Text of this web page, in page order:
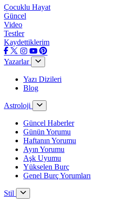
Çocuklu Hayat
Güncel
Video
Testler
Kaydettiklerim
Yazarlar
Yazı Dizileri
Blog
Astroloji
Güncel Haberler
Günün Yorumu
Haftanın Yorumu
Ayın Yorumu
Aşk Uyumu
Yükselen Burç
Genel Burç Yorumları
Stil